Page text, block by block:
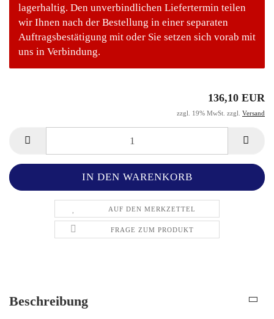
lagerhaltig. Den unverbindlichen Liefertermin teilen
wir Ihnen nach der Bestellung in einer separaten
Auftragsbestätigung mit oder Sie setzen sich vorab mit
uns in Verbindung.
136,10 EUR
zzgl. 19% MwSt. zzgl. Versand
AUF DEN MERKZETTEL
FRAGE ZUM PRODUKT
Beschreibung